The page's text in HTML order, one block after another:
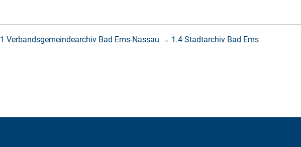
1 Verbandsgemeindearchiv Bad Ems-Nassau → 1.4 Stadtarchiv Bad Ems